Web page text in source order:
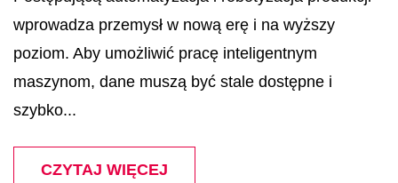
wprowadza przemysł w nową erę i na wyższy
poziom. Aby umożliwić pracę inteligentnym
maszynom, dane muszą być stale dostępne i
szybko...
CZYTAJ WIĘCEJ